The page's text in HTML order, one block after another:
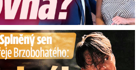
Zahrál si svého tátu